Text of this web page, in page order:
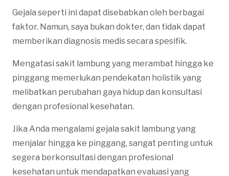
Gejala seperti ini dapat disebabkan oleh berbagai
faktor. Namun, saya bukan dokter, dan tidak dapat
memberikan diagnosis medis secara spesifik.
Mengatasi sakit lambung yang merambat hingga ke
pinggang memerlukan pendekatan holistik yang
melibatkan perubahan gaya hidup dan konsultasi
dengan profesional kesehatan.
Jika Anda mengalami gejala sakit lambung yang
menjalar hingga ke pinggang, sangat penting untuk
segera berkonsultasi dengan profesional
kesehatan untuk mendapatkan evaluasi yang